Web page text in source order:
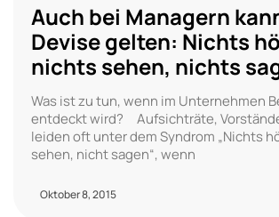
Auch bei Managern
Devise gelten: Nichts
nichts sehen, nichts
Was ist zu tun, wenn im Unternehmen
entdeckt wird? Aufsichträte,
leiden oft unter dem Syndrom „Nichts
sehen, nicht sagen“, wenn
Oktober 8, 2015